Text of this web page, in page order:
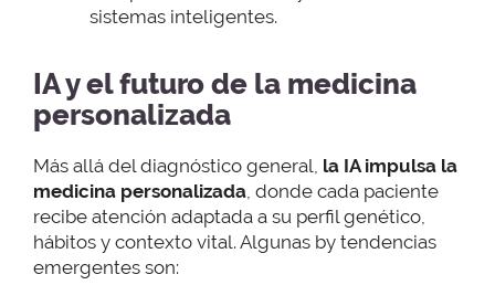
sistemas inteligentes.
IA y el futuro de la medicina
personalizada
Más allá del diagnóstico general, la IA impulsa la
medicina personalizada , donde cada paciente
recibe atención adaptada a su perfil genético,
hábitos y contexto vital. Algunas by tendencias
emergentes son: